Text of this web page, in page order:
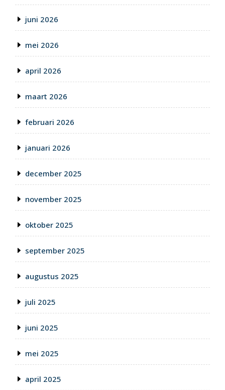
juni 2026
mei 2026
april 2026
maart 2026
februari 2026
januari 2026
december 2025
november 2025
oktober 2025
september 2025
augustus 2025
juli 2025
juni 2025
mei 2025
april 2025